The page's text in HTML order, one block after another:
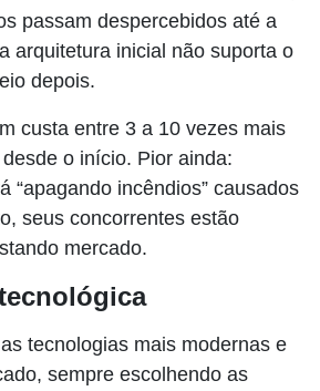
passam despercebidos até a
arquitetura inicial não suporta o
depois.
custa entre 3 a 10 vezes mais
o início. Pior ainda:
“apagando incêndios” causados
seus concorrentes estão
mercado.
tecnologias mais modernas e
sempre escolhendo as